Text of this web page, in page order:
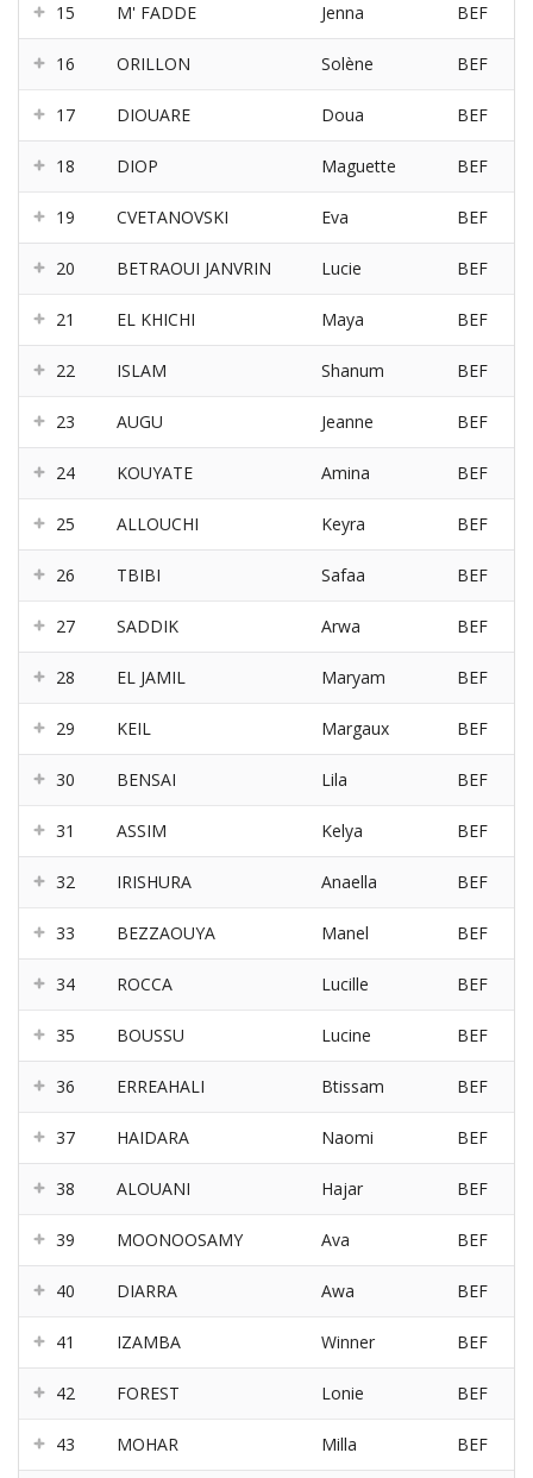
15 M' FADDE Jenna BEF
16 ORILLON Solène BEF
17 DIOUARE Doua BEF
18 DIOP Maguette BEF
19 CVETANOVSKI Eva BEF
20 BETRAOUI JANVRIN Lucie BEF
21 EL KHICHI Maya BEF
22 ISLAM Shanum BEF
23 AUGU Jeanne BEF
24 KOUYATE Amina BEF
25 ALLOUCHI Keyra BEF
26 TBIBI Safaa BEF
27 SADDIK Arwa BEF
28 EL JAMIL Maryam BEF
29 KEIL Margaux BEF
30 BENSAI Lila BEF
31 ASSIM Kelya BEF
32 IRISHURA Anaella BEF
33 BEZZAOUYA Manel BEF
34 ROCCA Lucille BEF
35 BOUSSU Lucine BEF
36 ERREAHALI Btissam BEF
37 HAIDARA Naomi BEF
38 ALOUANI Hajar BEF
39 MOONOOSAMY Ava BEF
40 DIARRA Awa BEF
41 IZAMBA Winner BEF
42 FOREST Lonie BEF
43 MOHAR Milla BEF